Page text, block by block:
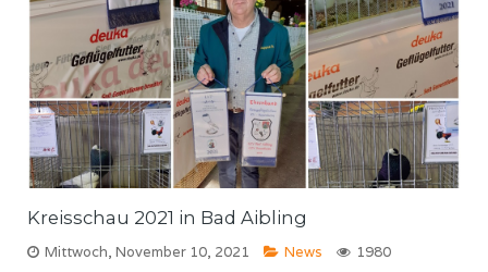
Kreisschau 2021 in Bad Aibling
Mittwoch, November 10, 2021 News 1980